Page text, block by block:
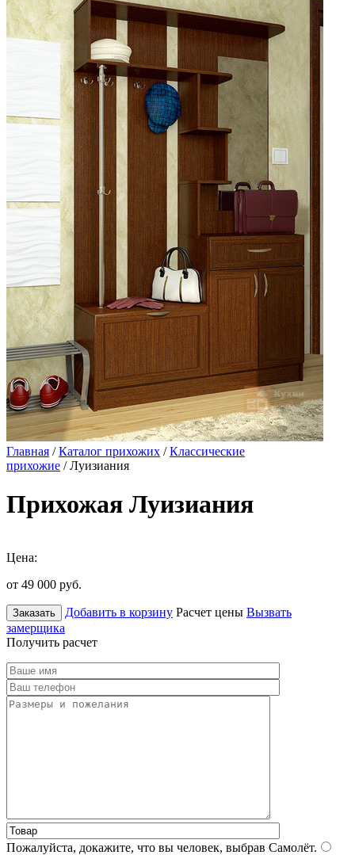
Главная /Каталог прихожих /Классические
прихожие / Луизиания
Прихожая Луизиания
Цена:
от 49 000 руб.
Заказать Добавить в корзину Расчет цены Вызвать
замерщика
Получить расчет
Пожалуйста, докажите, что вы человек, выбрав Самолёт.